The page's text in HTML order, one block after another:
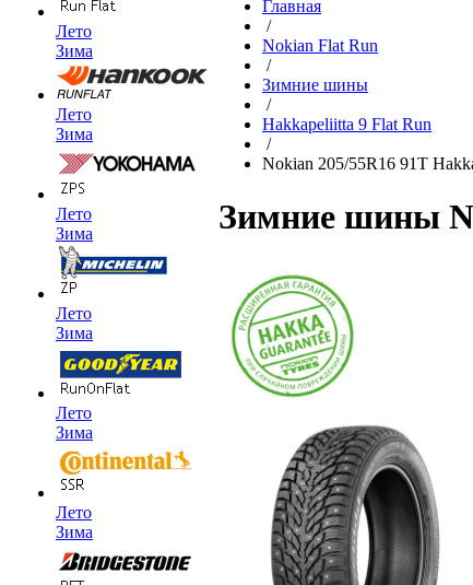
Лето
Зима
Лето
Зима
Лето
Зима
Лето
Зима
Лето
Зима
Лето
Зима
Главная
/
Nokian Flat Run
/
Зимние шины
/
Hakkapeliitta 9 Flat Run
/
Nokian 205/55R16 91T
Зимние шины